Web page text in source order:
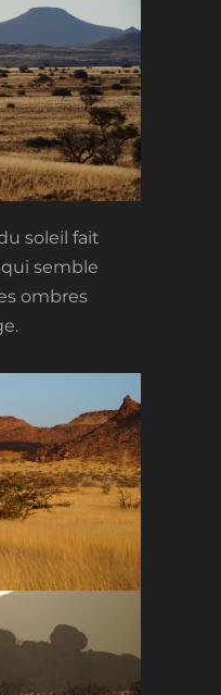
soleil fait
semble
ombres